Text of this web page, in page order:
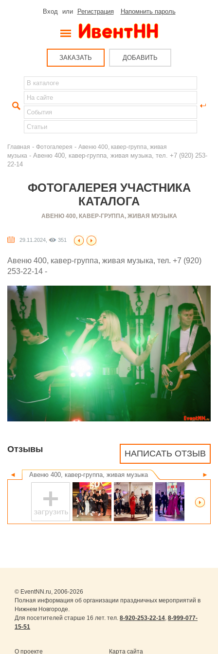
Вход или Регистрация Напомнить пароль
ЗАКАЗАТЬ ДОБАВИТЬ
Главная - Фотогалерея - Авеню 400, кавер-группа, живая
музыка - Авеню 400, кавер-группа, живая музыка, тел. +7 (920) 253-
22-14
ФОТОГАЛЕРЕЯ УЧАСТНИКА
КАТАЛОГА
АВЕНЮ 400, КАВЕР-ГРУППА, ЖИВАЯ МУЗЫКА
29.11.2024, 351
Авеню 400, кавер-группа, живая музыка, тел. +7 (920)
253-22-14 -
НАПИСАТЬ ОТЗЫВ
Отзывы
◄ ►
Авеню 400, кавер-группа, живая музыка
© EventNN.ru, 2006-2026
Полная информация об организации праздничных мероприятий в
Нижнем Новгороде.
Для посетителей старше 16 лет. тел. 8-920-253-22-14, 8-999-077-
15-51
О проекте Карта сайта